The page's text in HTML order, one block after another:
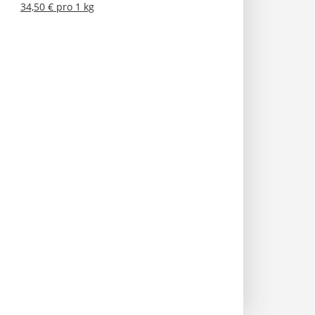
34,50 € pro 1 kg